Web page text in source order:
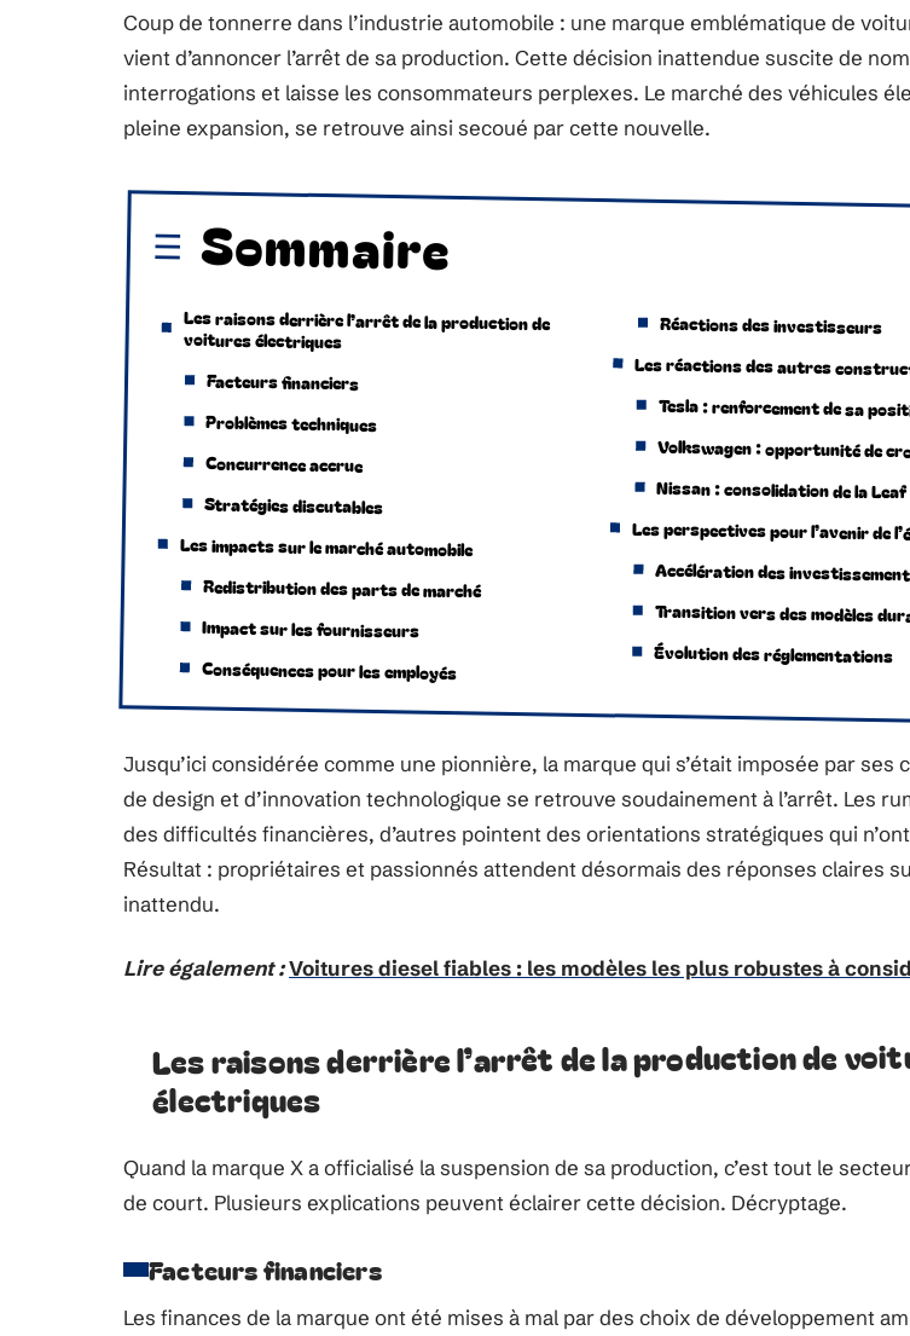
Coup de tonnerre dans l’industrie automobile : une marque emblématique de
vient d’annoncer l’arrêt de sa production. Cette décision inattendue suscite de
interrogations et laisse les consommateurs perplexes. Le marché des véhicules
pleine expansion, se retrouve ainsi secoué par cette nouvelle.
Sommaire
Les raisons derrière l’arrêt de la production de
voitures électriques
Facteurs financiers
Problèmes techniques
Concurrence accrue
Stratégies discutables
Les impacts sur le marché automobile
Redistribution des parts de marché
Impact sur les fournisseurs
Conséquences pour les employés
Réactions des investisseurs
Les réactions des autres
Tesla : renforcement de sa
Volkswagen : opportunité de
Nissan : consolidation de la Leaf
Les perspectives pour l’avenir de
Accélération des
Transition vers des modèles
Évolution des réglementations
Jusqu’ici considérée comme une pionnière, la marque qui s’était imposée par ses
de design et d’innovation technologique se retrouve soudainement à l’arrêt. Les
des difficultés financières, d’autres pointent des orientations stratégiques qui
Résultat : propriétaires et passionnés attendent désormais des réponses claires
inattendu.
Lire également :Voitures diesel fiables : les modèles les plus robustes à
Les raisons derrière l’arrêt de la production de
électriques
Quand la marque X a officialisé la suspension de sa production, c’est tout le
de court. Plusieurs explications peuvent éclairer cette décision. Décryptage.
Facteurs financiers
Les finances de la marque ont été mises à mal par des choix de développement